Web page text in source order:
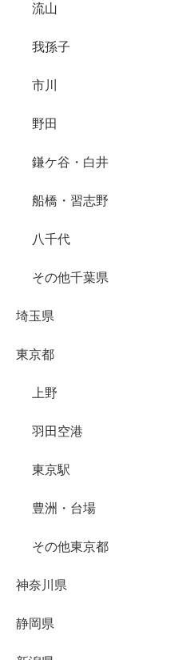
流山
我孫子
市川
野田
鎌ケ谷・白井
船橋・習志野
八千代
その他千葉県
埼玉県
東京都
上野
羽田空港
東京駅
豊洲・台場
その他東京都
神奈川県
静岡県